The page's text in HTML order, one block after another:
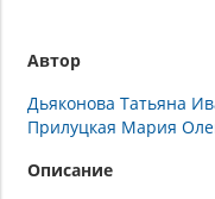
Автор
Дьяконова Татьяна
Прилуцкая Мария
Описание